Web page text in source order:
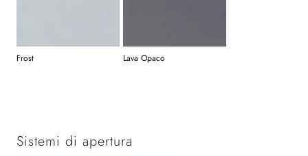
Frost Lava Opaco
Sistemi di apertura